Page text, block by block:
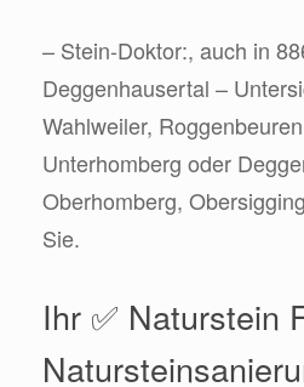
– Stein-Doktor:, auch in
Deggenhausertal –
Wahlweiler,
Unterhomberg oder
Oberhomberg,
Sie.
Ihr ✅ Naturstein